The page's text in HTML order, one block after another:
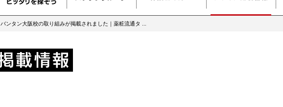
バンタン大阪校の取り組みが掲載されました｜薬粧流通タ ...